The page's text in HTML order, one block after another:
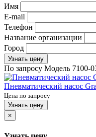
Имя
E-mail
Телефон
Название организации
Город
Узнать цену
По запросу Модель 7100-
Пневматический насос
Цена по запросу
Узнать цену
×